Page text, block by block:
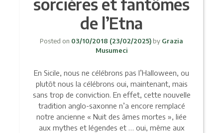
de l’Etna
Posted on 03/10/2018 (23/02/2025) by Grazia
Musumeci
En Sicile, nous ne célébrons pas l’Halloween, ou
plutôt nous la célébrons oui, maintenant, mais
sans trop de conviction. En effet, cette nouvelle
tradition anglo-saxonne n’a encore remplacé
notre ancienne « Nuit des âmes mortes », liée
aux mythes et légendes et … oui, même aux